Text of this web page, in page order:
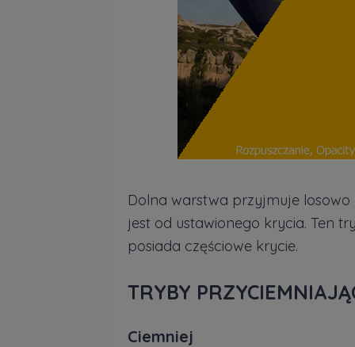
Dolna warstwa przyjmuje
jest od ustawionego krycia. Ten
posiada częściowe krycie.
TRYBY
Ciemniej